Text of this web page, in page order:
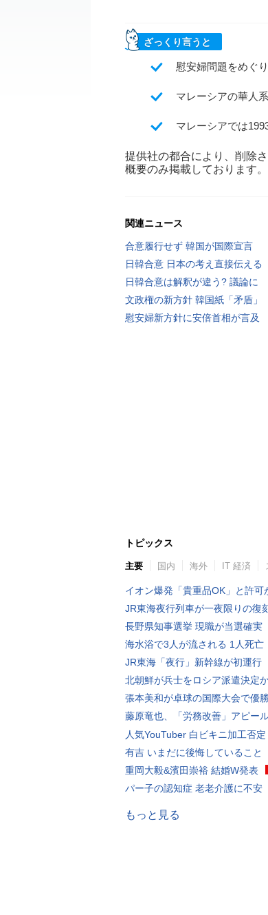
ざっくり言うと
慰安婦問題をめぐ
マレーシアの華人
マレーシアでは
提供社の都合により、削除さ
概要のみ掲載しております。
関連ニュース
合意履行せず 韓国が国際宣言
日韓合意 日本の考え直接伝える
日韓合意は解釈が違う? 議論に
文政権の新方針 韓国紙「矛盾」
慰安婦新方針に安倍首相が言及
トピックス
主要 国内 海外 IT 経済
イオン爆発「貴重品OK」と許可
JR東海夜行列車が一夜限りの復
長野県知事選挙 現職が当選確実
海水浴で3人が流される 1人死亡
JR東海「夜行」新幹線が初運行
北朝鮮が兵士をロシア派遣決定
張本美和が卓球の国際大会で優勝
藤原竜也、「労務改善」アピー
人気YouTuber 白ビキニ加工否定
有吉 いまだに後悔していること
重岡大毅&濱田崇裕 結婚W発表
パー子の認知症 老老介護に不安
もっと見る